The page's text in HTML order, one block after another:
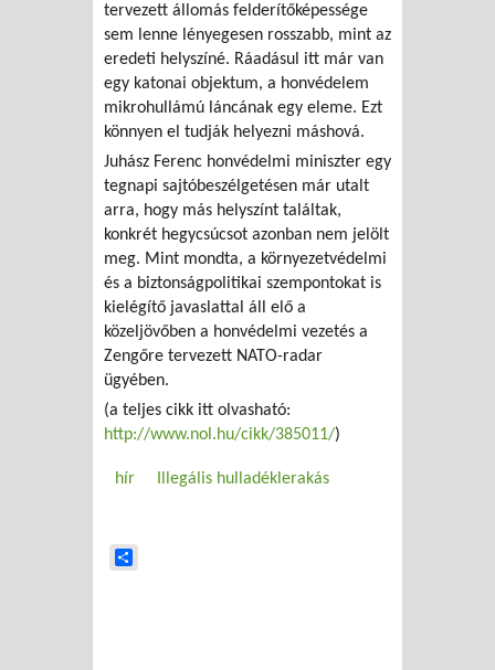
tervezett állomás felderítőképessége
sem lenne lényegesen rosszabb, mint az
eredeti helyszíné. Ráadásul itt már van
egy katonai objektum, a honvédelem
mikrohullámú láncának egy eleme. Ezt
könnyen el tudják helyezni máshová.
Juhász Ferenc honvédelmi miniszter egy
tegnapi sajtóbeszélgetésen már utalt
arra, hogy más helyszínt találtak,
konkrét hegycsúcsot azonban nem jelölt
meg. Mint mondta, a környezetvédelmi
és a biztonságpolitikai szempontokat is
kielégítő javaslattal áll elő a
közeljövőben a honvédelmi vezetés a
Zengőre tervezett NATO-radar
ügyében.
(a teljes cikk itt olvasható:
http://www.nol.hu/cikk/385011/)
hír Illegális hulladéklerakás